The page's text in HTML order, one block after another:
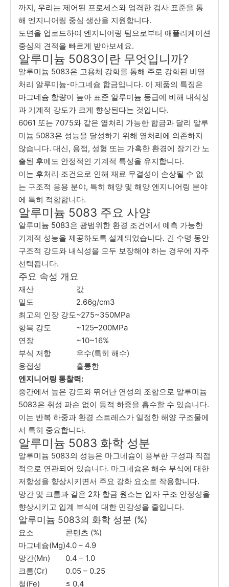
까지, 우리는 제어된 프로세스와 엄격한 검사 표준을 통
해 엔지니어링 중심 생산을 지원합니다.
도면을 업로드하여 엔지니어링 팀으로부터 애플리케이션
중심의 견적을 빠르게 받아보세요.
알루미늄 5083이란 무엇입니까?
알루미늄 5083은 고용체 강화를 통해 주로 강화된 비열
처리 알루미늄-마그네슘 합금입니다. 이 제품의 특징은
마그네슘 함량이 높아 표준 알루미늄 등급에 비해 내식성
과 기계적 강도가 크게 향상된다는 것입니다.
6061 또는 7075와 같은 열처리 가능한 합금과 달리 알루
미늄 5083은 성능을 달성하기 위해 열처리에 의존하지
않습니다. 대신, 용접, 성형 또는 가혹한 환경에 장기간 노
출된 후에도 안정적인 기계적 특성을 유지합니다.
이는 후처리 조건으로 인해 재료 무결성이 손상될 수 없
는 구조적 응용 분야, 특히 해양 및 해양 엔지니어링 분야
에 특히 적합합니다.
알루미늄 5083 주요 사양
알루미늄 5083은 광범위한 환경 조건에서 예측 가능한
기계적 성능을 제공하도록 설계되었습니다. 긴 수명 동안
구조적 강도와 내식성을 모두 보장해야 하는 경우에 자주
선택됩니다.
주요 속성 개요
재산
값
밀도
2.66g/cm3
최고의 인장 강도~275~350MPa
항복 강도
~125–200MPa
연장
~10~16%
부식 저항
우수(특히 해수)
용접성
훌륭한
엔지니어링 통찰력:
중간에서 높은 강도와 ​​뛰어난 연성의 조합으로 알루미늄
5083은 취성 파손 없이 동적 하중을 흡수할 수 있습니다.
이는 반복 하중과 환경 스트레스가 일정한 해양 구조물에
서 특히 중요합니다.
알루미늄 5083 화학 성분
알루미늄 5083의 성능은 마그네슘이 풍부한 구성과 직접
적으로 연관되어 있습니다. 마그네슘은 해수 부식에 대한
저항성을 향상시키면서 주요 강화 요소로 작용합니다.
망간 및 크롬과 같은 2차 합금 원소는 입자 구조 안정성을
향상시키고 입계 부식에 대한 민감성을 줄입니다.
알루미늄 5083의 화학 성분 (%)
요소
콘텐츠 (%)
마그네슘(Mg)4.0 – 4.9
망간(Mn)
0.4 – 1.0
크롬(Cr)
0.05 – 0.25
철(Fe)
≤ 0.4